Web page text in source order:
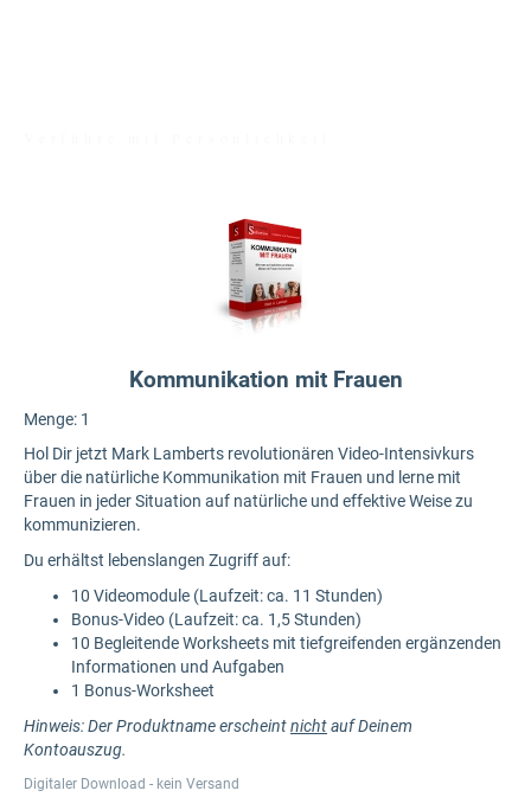
Kommunikation mit Frauen
Menge: 1
Hol Dir jetzt Mark Lamberts revolutionären Video-Intensivkurs
über die natürliche Kommunikation mit Frauen und lerne mit
Frauen in jeder Situation auf natürliche und effektive Weise zu
kommunizieren.
Du erhältst lebenslangen Zugriff auf:
10 Videomodule (Laufzeit: ca. 11 Stunden)
Bonus-Video (Laufzeit: ca. 1,5 Stunden)
10 Begleitende Worksheets mit tiefgreifenden ergänzenden
Informationen und Aufgaben
1 Bonus-Worksheet
Hinweis: Der Produktname erscheintnichtauf Deinem
Kontoauszug.
Digitaler Download - kein Versand